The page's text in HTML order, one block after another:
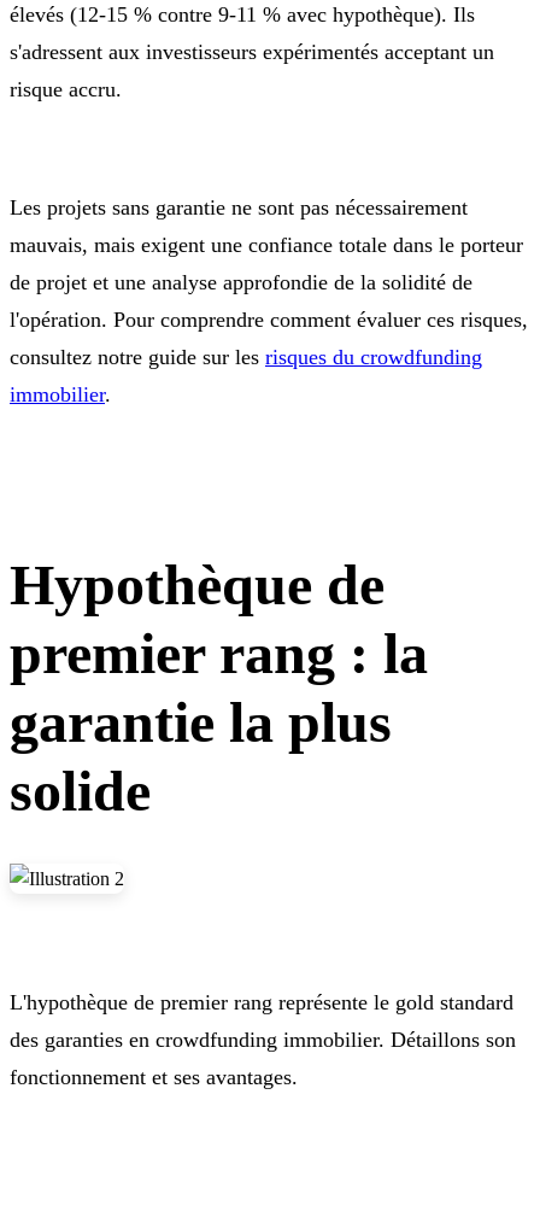
élevés (12-15 % contre 9-11 % avec hypothèque). Ils
s'adressent aux investisseurs expérimentés acceptant un
risque accru.
Les projets sans garantie ne sont pas nécessairement
mauvais, mais exigent une confiance totale dans le porteur
de projet et une analyse approfondie de la solidité de
l'opération. Pour comprendre comment évaluer ces risques,
consultez notre guide sur les risques du crowdfunding
immobilier.
Hypothèque de
premier rang : la
garantie la plus
solide
L'hypothèque de premier rang représente le gold standard
des garanties en crowdfunding immobilier. Détaillons son
fonctionnement et ses avantages.